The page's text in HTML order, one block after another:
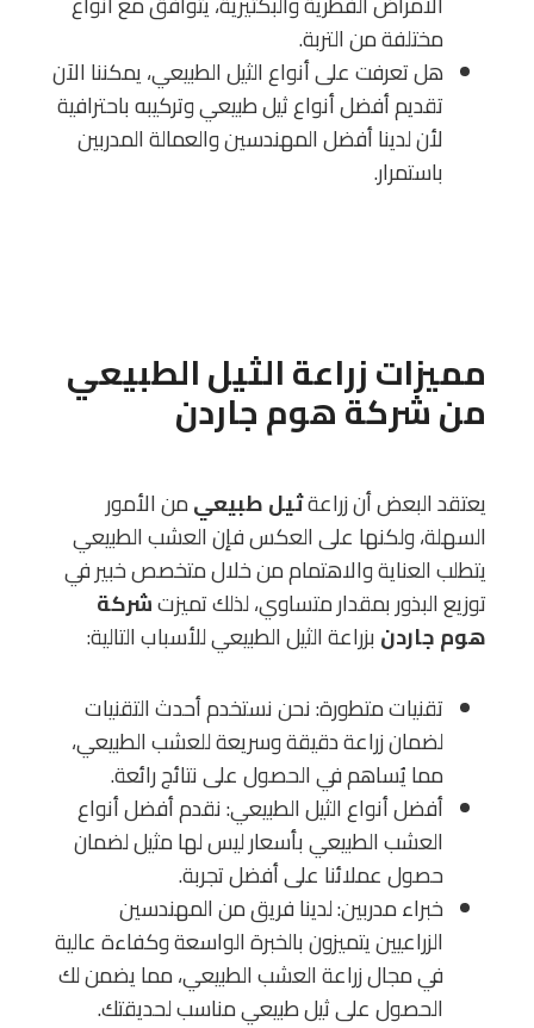
مختلفة من التربة.
هل تعرفت على أنواع الثيل الطبيعي، يمكننا الآن
تقديم أفضل أنواع ثيل طبيعي وتركيبه باحترافية
لأن لدينا أفضل المهندسين والعمالة المدربين
باستمرار.
مميزات زراعة الثيل الطبيعي
منشركة هوم جاردن
يعتقد البعض أن زراعةثيل طبيعيمن الأمور
السهلة، ولكنها على العكس فإن العشب الطبيعي
يتطلب العناية والاهتمام من خلال متخصص خبير في
توزيع البذور بمقدار متساوي، لذلك تميزتشركة
هوم جاردن بزراعة الثيل الطبيعي للأسباب التالية:
تقنيات متطورة: نحن نستخدم أحدث التقنيات
لضمان زراعة دقيقة وسريعة للعشب الطبيعي،
مما يُساهم في الحصول على نتائج رائعة.
أفضل أنواع الثيل الطبيعي: نقدم أفضل أنواع
العشب الطبيعي بأسعار ليس لها مثيل لضمان
حصول عملائنا على أفضل تجربة.
خبراء مدربين: لدينا فريق من المهندسين
الزراعيين يتميزون بالخبرة الواسعة وكفاءة عالية
في مجال زراعة العشب الطبيعي، مما يضمن لك
الحصول على ثيل طبيعي مناسب لحديقتك.